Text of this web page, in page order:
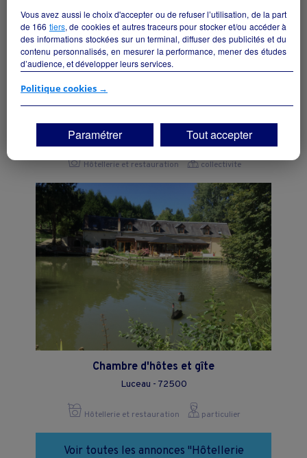
La Cropte - 53170
Hôtellerie et restauration collectivite
Chambre d'hôtes et gîte
Luceau - 72500
Hôtellerie et restauration particulier
Voir toutes les annonces "Hôtellerie
Vous avez aussi le choix d'accepter ou de refuser l’utilisation, de la part
de 166 tiers, de cookies et autres traceurs pour stocker et/ou accéder à
des informations stockées sur un terminal, diffuser des publicités et du
contenu personnalisés, en mesurer la performance, mener des études
d’audience, et développer leurs services.
Si vous continuez sans accepter, les fonctionnalités liées à la
vos centres d'intérêt. Seuls lescookies/traceurs techniquesseront
déposés et lus sur votre terminal.
Vous pouvez exprimer vos choix en cliquant sur "Tout accepter",
"Continuer sans accepter" ou "Paramétrer", et les modifier à tout
moment en cliquant sur le lien "Paramétrez vos choix" situé en bas de
Politique cookies →
Paramétrer Tout accepter